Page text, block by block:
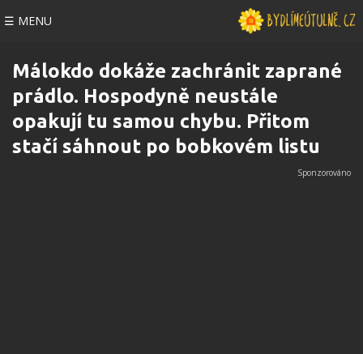
☰ MENU
Málokdo dokáže zachránit zaprané
prádlo. Hospodyně neustále
opakují tu samou chybu. Přitom
stačí sáhnout po bobkovém listu